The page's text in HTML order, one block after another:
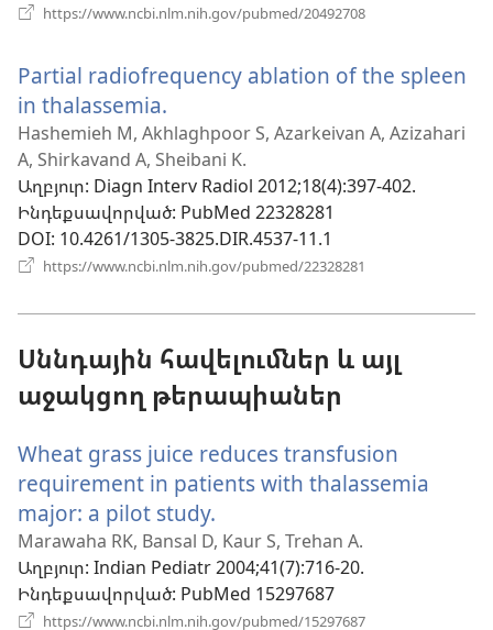
https://www.ncbi.nlm.nih.gov/pubmed/20492708
պատուհան)
Partial radiofrequency ablation of the spleen
in thalassemia.
է
նոր
պատուհան)
Hashemieh M, Akhlaghpoor S, Azarkeivan A, Azizahari
A, Shirkavand A, Sheibani K.
Աղբյուր‎: Diagn Interv Radiol 2012;18(4):397-402.
Ինդեքսավորված‎: PubMed 22328281
DOI‎: 10.4261/1305-3825.DIR.4537-11.1
https://www.ncbi.nlm.nih.gov/pubmed/22328281
Սննդային հավելումներ և այլ
աջակցող թերապիաներ
Wheat grass juice reduces transfusion
requirement in patients with thalassemia
major: a pilot study.
է
նոր
պատուհան)
Marawaha RK, Bansal D, Kaur S, Trehan A.
Աղբյուր‎: Indian Pediatr 2004;41(7):716-20.
Ինդեքսավորված‎: PubMed 15297687
https://www.ncbi.nlm.nih.gov/pubmed/15297687